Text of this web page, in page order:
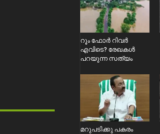
റൂം ഫോർ റിവർ
എവിടെ? രേഖകൾ
പറയുന്ന സത്യം
മറുപടിക്കു പകരം